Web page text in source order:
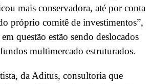
mais conservadora, até por conta
próprio comitê de investimentos”,
questão estão sendo deslocados
multimercado estruturados.
da Aditus, consultoria que